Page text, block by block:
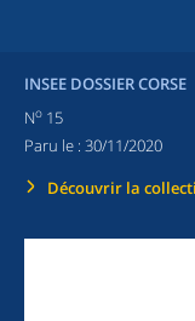
INSEE DOSSIER CORSE
No 15
Paru le : 30/11/2020
Découvrir la